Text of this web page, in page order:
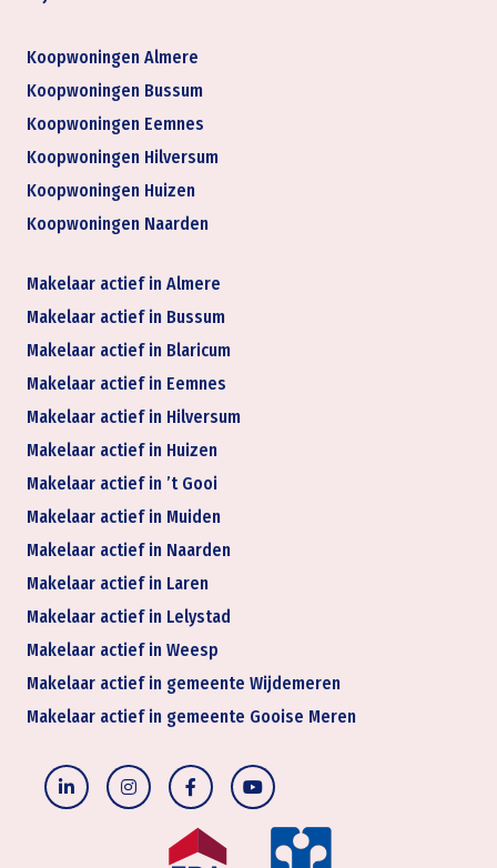
Koopwoningen Almere
Koopwoningen Bussum
Koopwoningen Eemnes
Koopwoningen Hilversum
Koopwoningen Huizen
Koopwoningen Naarden
Makelaar actief in Almere
Makelaar actief in Bussum
Makelaar actief in Blaricum
Makelaar actief in Eemnes
Makelaar actief in Hilversum
Makelaar actief in Huizen
Makelaar actief in ’t Gooi
Makelaar actief in Muiden
Makelaar actief in Naarden
Makelaar actief in Laren
Makelaar actief in Lelystad
Makelaar actief in Weesp
Makelaar actief in gemeente Wijdemeren
Makelaar actief in gemeente Gooise Meren